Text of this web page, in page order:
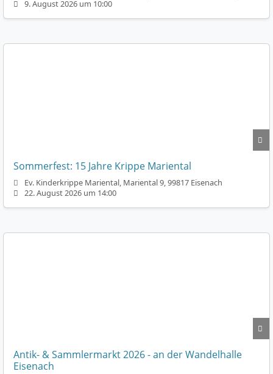
9. August 2026 um 10:00
Sommerfest: 15 Jahre Krippe Mariental
Ev. Kinderkrippe Mariental, Mariental 9, 99817 Eisenach
22. August 2026 um 14:00
Antik- & Sammlermarkt 2026 - an der Wandelhalle
Eisenach